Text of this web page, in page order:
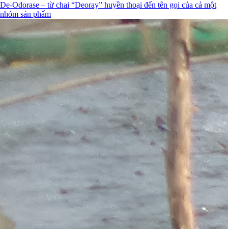
De-Odorase – từ chai “Deoray” huyền thoại đến tên gọi của cả một
nhóm sản phẩm